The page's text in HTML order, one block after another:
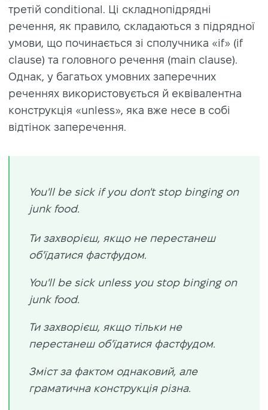
третій conditional. Ці складнопідрядні
речення, як правило, складаються з підрядної
умови, що починається зі сполучника «if» (if
clause) та головного речення (main clause).
Однак, у багатьох умовних заперечних
реченнях використовується й еквівалентна
конструкція «unless», яка вже несе в собі
відтінок заперечення.
You'll be sick if you don't stop binging on
junk food.
Ти захворієш, якщо не перестанеш
об'їдатися фастфудом.
You'll be sick unless you stop binging on
junk food.
Ти захворієш, якщо тільки не
перестанеш об'їдатися фастфудом.
Зміст за фактом однаковий, але
граматична конструкція різна.